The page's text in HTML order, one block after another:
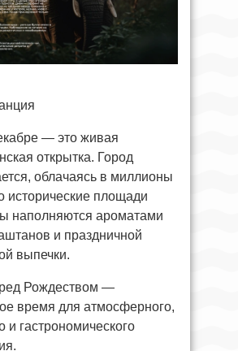
— это живая
открытка. Город
облачаясь в миллионы
исторические площади
наполняются ароматами
и праздничной
выпечки.
Рождеством —
время для атмосферного,
и гастрономического